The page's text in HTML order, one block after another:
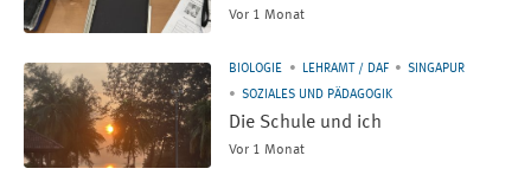
Vor 1 Monat
BIOLOGIE LEHRAMT / DAF
SINGAPUR
SOZIALES UND PÄDAGOGIK
Die Schule und ich
Vor 1 Monat